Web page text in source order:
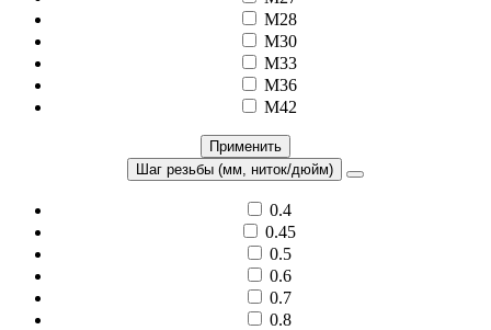
M28
M30
M33
M36
M42
Применить
Шаг резьбы (мм, ниток/дюйм)
0.4
0.45
0.5
0.6
0.7
0.8